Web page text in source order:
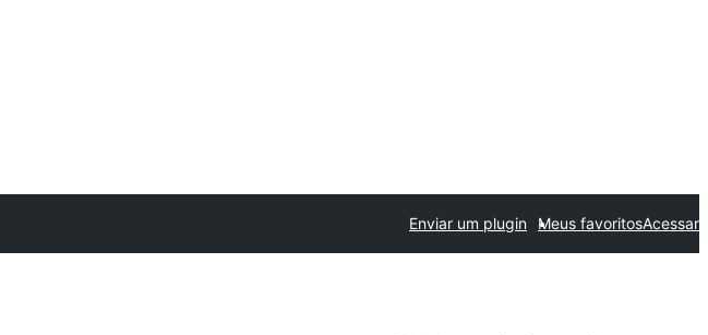
Enviar um plugin Meus favoritosAcessar